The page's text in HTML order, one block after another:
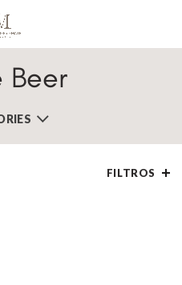
Beer
FILTROS